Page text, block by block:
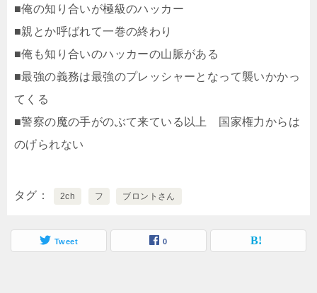
■俺の知り合いが極級のハッカー
■親とか呼ばれて一巻の終わり
■俺も知り合いのハッカーの山脈がある
■最強の義務は最強のプレッシャーとなって襲いかかっ
てくる
■警察の魔の手がのぶて来ている以上 国家権力からは
のげられない
タグ 2ch フ ブロントさん
Tweet 0